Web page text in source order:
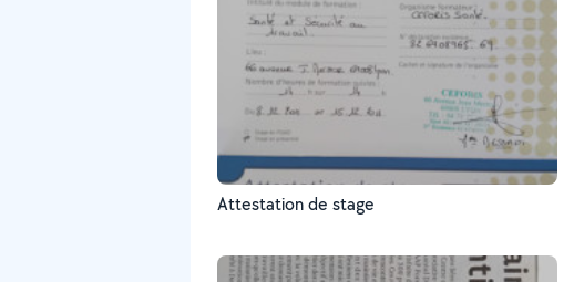
Attestation de stage